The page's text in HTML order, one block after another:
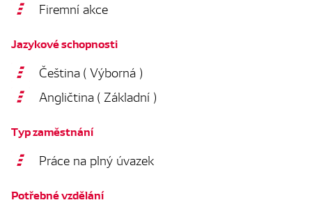
Firemní akce
Jazykové schopnosti
Čeština ( Výborná )
Angličtina ( Základní )
Typ zaměstnání
Práce na plný úvazek
Potřebné vzdělání